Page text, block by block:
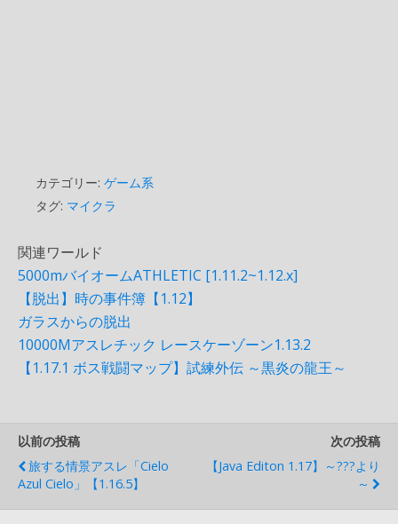
カテゴリー: ゲーム系
タグ: マイクラ
関連ワールド
5000mバイオームATHLETIC [1.11.2~1.12.x]
【脱出】時の事件簿【1.12】
ガラスからの脱出
10000Mアスレチック レースケーゾーン1.13.2
【1.17.1 ボス戦闘マップ】試練外伝 ～黒炎の龍王～
以前の投稿
旅する情景アスレ「Cielo
Azul Cielo」【1.16.5】
次の投稿
【Java Editon 1.17】～???より
～